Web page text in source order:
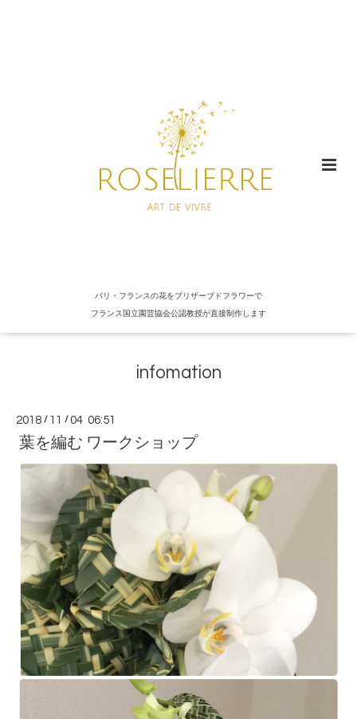
パリ・フランスの花をプリザーブドフラワーで
フランス国立園芸協会公認教授が直接制作します
infomation
2018 / 11 /04 06:51
葉を編む ワークショップ